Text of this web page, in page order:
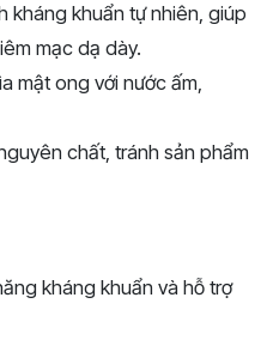
kháng khuẩn tự nhiên, giúp
mạc dạ dày.
mật ong với nước ấm,
chất, tránh sản phẩm
kháng khuẩn và hỗ trợ